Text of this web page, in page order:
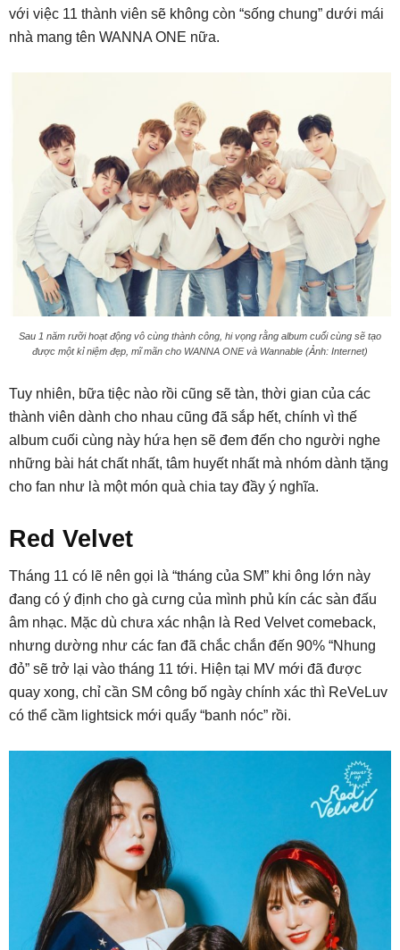
với việc 11 thành viên sẽ không còn “sống chung” dưới mái
nhà mang tên WANNA ONE nữa.
Sau 1 năm rưỡi hoạt động vô cùng thành công, hi vọng rằng album cuối cùng sẽ tạo
được một kỉ niệm đẹp, mĩ mãn cho WANNA ONE và Wannable (Ảnh: Internet)
Tuy nhiên, bữa tiệc nào rồi cũng sẽ tàn, thời gian của các
thành viên dành cho nhau cũng đã sắp hết, chính vì thế
album cuối cùng này hứa hẹn sẽ đem đến cho người nghe
những bài hát chất nhất, tâm huyết nhất mà nhóm dành tặng
cho fan như là một món quà chia tay đầy ý nghĩa.
Red Velvet
Tháng 11 có lẽ nên gọi là “tháng của SM” khi ông lớn này
đang có ý định cho gà cưng của mình phủ kín các sàn đấu
âm nhạc. Mặc dù chưa xác nhận là Red Velvet comeback,
nhưng dường như các fan đã chắc chắn đến 90% “Nhung
đỏ” sẽ trở lại vào tháng 11 tới. Hiện tại MV mới đã được
quay xong, chỉ cần SM công bố ngày chính xác thì ReVeLuv
có thể cầm lightsick mới quẩy “banh nóc” rồi.